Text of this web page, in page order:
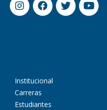
Institucional
Carreras
Estudiantes